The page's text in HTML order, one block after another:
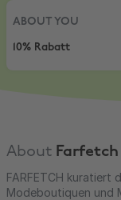
ABOUT YOU
ABOUT YOU
10% Rabatt
About Farfetch
FARFETCH kuratiert
Modeboutiquen und